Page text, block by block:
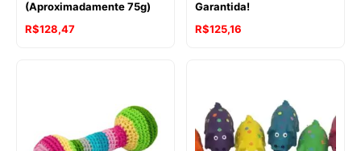
(Aproximadamente 75g)
R$128,47
Garantida!
O
R$152,88.
R$125,16
R$125,16.